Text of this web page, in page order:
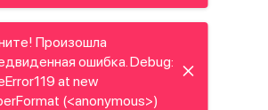
Произошла
ошибка. Debug:
at new
(<anonymous>)